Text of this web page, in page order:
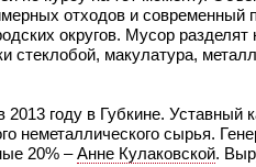
отходов и современный
округов. Мусор
стеклобой, макулатура,
году в Губкине.
неметаллического сырья.
20% –Анне Кулаковской.